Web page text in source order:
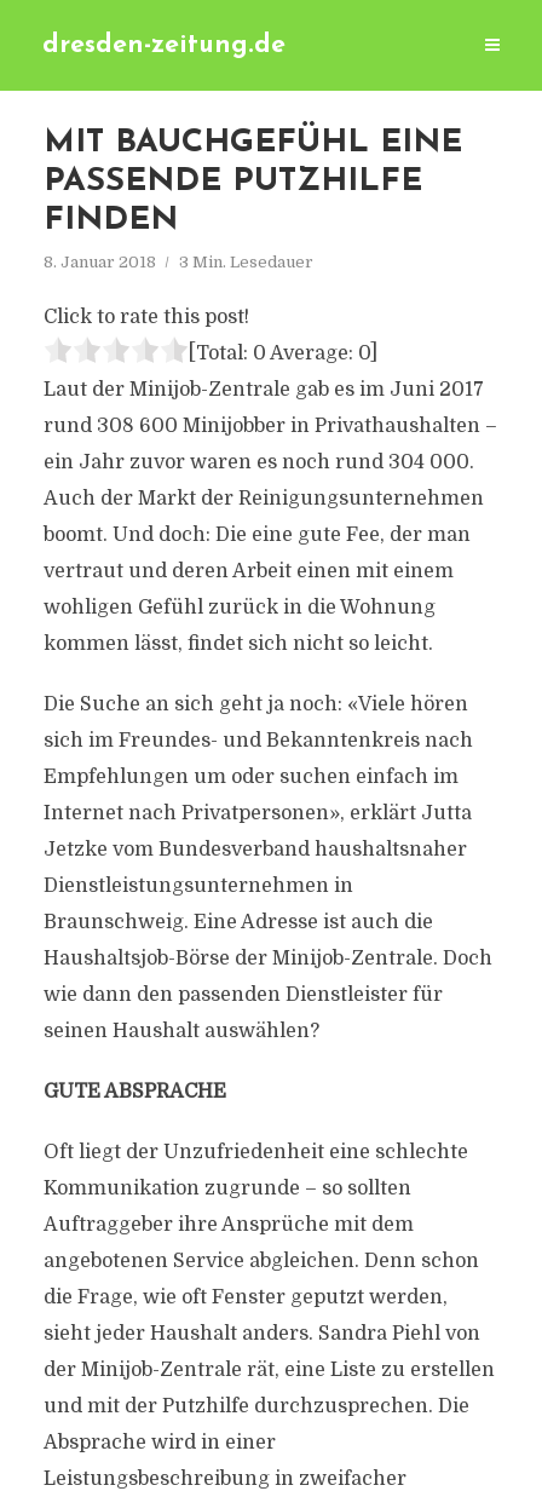
dresden-zeitung.de
MIT BAUCHGEFÜHL EINE
PASSENDE PUTZHILFE
FINDEN
8. Januar 2018 3 Min. Lesedauer
Click to rate this post!
[Total: 0 Average: 0]
Laut der Minijob-Zentrale gab es im Juni 2017
rund 308 600 Minijobber in Privathaushalten –
ein Jahr zuvor waren es noch rund 304 000.
Auch der Markt der Reinigungsunternehmen
boomt. Und doch: Die eine gute Fee, der man
vertraut und deren Arbeit einen mit einem
wohligen Gefühl zurück in die Wohnung
kommen lässt, findet sich nicht so leicht.
Die Suche an sich geht ja noch: «Viele hören
sich im Freundes- und Bekanntenkreis nach
Empfehlungen um oder suchen einfach im
Internet nach Privatpersonen», erklärt Jutta
Jetzke vom Bundesverband haushaltsnaher
Dienstleistungsunternehmen in
Braunschweig. Eine Adresse ist auch die
Haushaltsjob-Börse der Minijob-Zentrale. Doch
wie dann den passenden Dienstleister für
seinen Haushalt auswählen?
GUTE ABSPRACHE
Oft liegt der Unzufriedenheit eine schlechte
Kommunikation zugrunde – so sollten
Auftraggeber ihre Ansprüche mit dem
angebotenen Service abgleichen. Denn schon
die Frage, wie oft Fenster geputzt werden,
sieht jeder Haushalt anders. Sandra Piehl von
der Minijob-Zentrale rät, eine Liste zu erstellen
und mit der Putzhilfe durchzusprechen. Die
Absprache wird in einer
Leistungsbeschreibung in zweifacher